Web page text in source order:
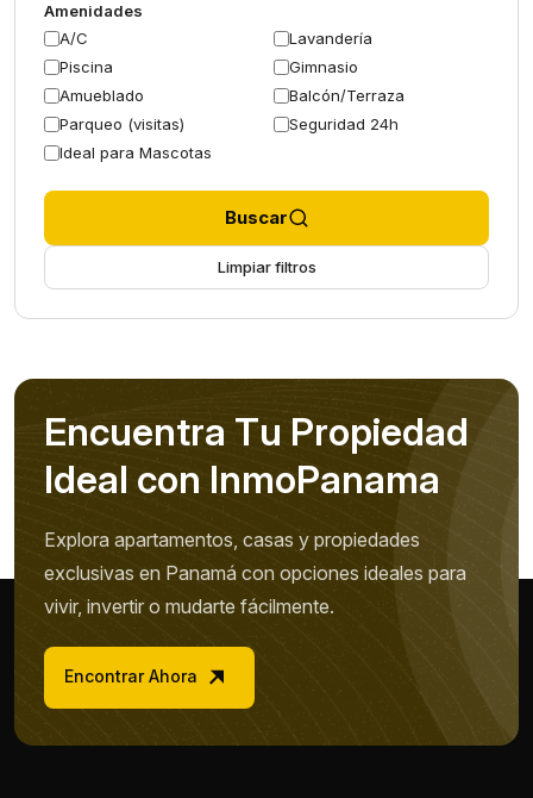
Amenidades
A/C
Lavandería
Piscina
Gimnasio
Amueblado
Balcón/Terraza
Parqueo (visitas)
Seguridad 24h
Ideal para Mascotas
Buscar
Limpiar filtros
Encuentra Tu Propiedad
Ideal con InmoPanama
Explora apartamentos, casas y propiedades
exclusivas en Panamá con opciones ideales para
vivir, invertir o mudarte fácilmente.
Encontrar Ahora